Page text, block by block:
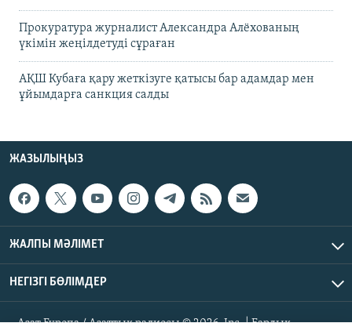
Прокуратура журналист Александра Алёхованың
үкімін жеңілдетуді сұраған
АҚШ Кубаға қару жеткізуге қатысы бар адамдар мен
ұйымдарға санкция салды
ЖАЗЫЛЫҢЫЗ
ЖАЛПЫ МӘЛІМЕТ
НЕГІЗГІ БӨЛІМДЕР